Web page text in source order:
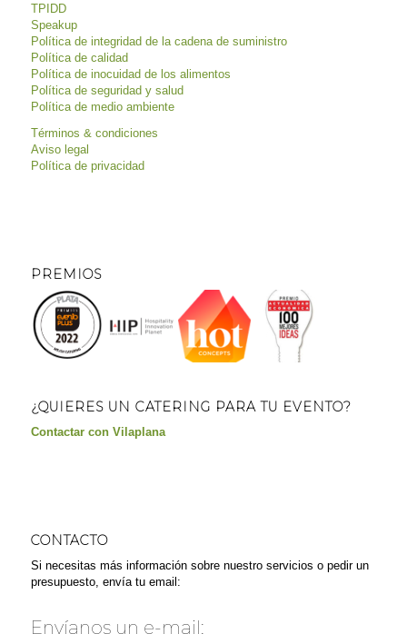
TPIDD
Speakup
Política de integridad de la cadena de suministro
Política de calidad
Política de inocuidad de los alimentos
Política de seguridad y salud
Política de medio ambiente
Términos & condiciones
Aviso legal
Política de privacidad
PREMIOS
¿QUIERES UN CATERING PARA TU EVENTO?
Contactar con Vilaplana
CONTACTO
Si necesitas más información sobre nuestro servicios o pedir un
presupuesto, envía tu email:
Envíanos un e-mail: